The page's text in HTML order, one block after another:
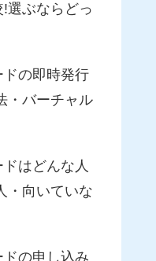
選ぶならどっ
ドの即時発行
・バーチャル
はどんな人
・向いていな
の申し込み